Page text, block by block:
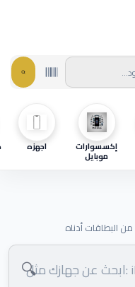
إكسسوارات
موبايل
اجهزه
البطاقات أدناه
🔍